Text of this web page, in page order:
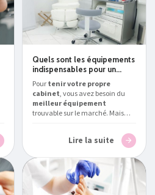
Quels sont les équipements
indispensables pour un
cabinet de
pédicure/podologue ?
Pour tenir votre propre
cabinet, vous avez besoin du
meilleur équipement
trouvable sur le marché. Mais
, expert
en la matière, vous présente le
podologue professionnel
indispensable en Belgique
Lire la suite